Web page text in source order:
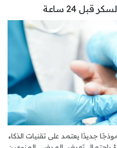
24 ساعة
جديدًا يعتمد على تقنيات الذكاء